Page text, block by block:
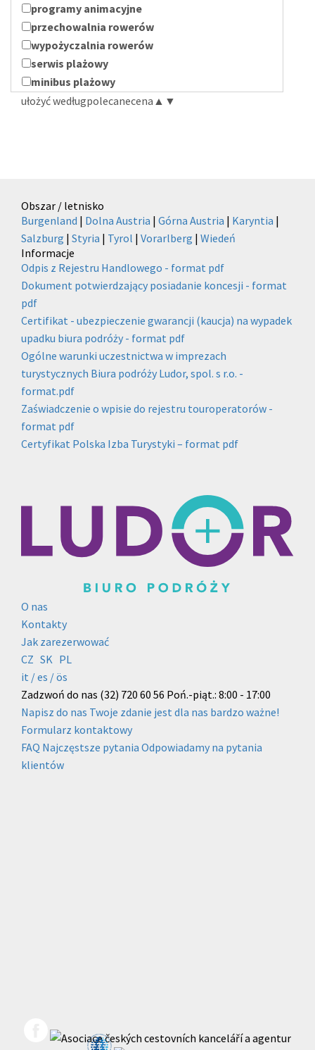
programy animacyjne
przechowalnia rowerów
wypożyczalnia rowerów
serwis plażowy
minibus plażowy
ułożyć wedługpolecanecena ▲ ▼
Obszar / letnisko
Burgenland | Dolna Austria | Górna Austria | Karyntia |
Salzburg | Styria | Tyrol | Vorarlberg | Wiedeń
Informacje
Odpis z Rejestru Handlowego - format pdf
Dokument potwierdzający posiadanie koncesji - format
pdf
Certifikat - ubezpieczenie gwarancji (kaucja) na wypadek
upadku biura podróży - format pdf
Ogólne warunki uczestnictwa w imprezach
turystycznych Biura podróży Ludor, spol. s r.o. -
format.pdf
Zaświadczenie o wpisie do rejestru touroperatorów -
format pdf
Certyfikat Polska Izba Turystyki – format pdf
O nas
Kontakty
Jak zarezerwować
CZ SK PL
it /es / ös
Zadzwoń do nas (32) 720 60 56 Poń.-piąt.: 8:00 - 17:00
Napisz do nas Twoje zdanie jest dla nas bardzo ważne!
Formularz kontaktowy
FAQ Najczęstsze pytania Odpowiadamy na pytania
klientów